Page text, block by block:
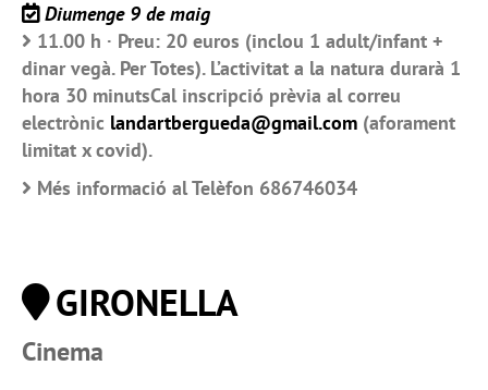
Diumenge 9 de maig
11.00 h · Preu: 20 euros (inclou 1 adult/infant +
dinar vegà. Per Totes). L’activitat a la natura durarà 1
hora 30 minutsCal inscripció prèvia al correu
electrònic landartbergueda@gmail.com (aforament
limitat x covid).
Més informació al Telèfon 686746034
GIRONELLA
Cinema